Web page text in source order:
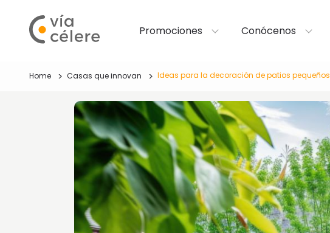
Promociones Conócenos
Home Casas que innovan Ideas para la decoración de patios pequeños